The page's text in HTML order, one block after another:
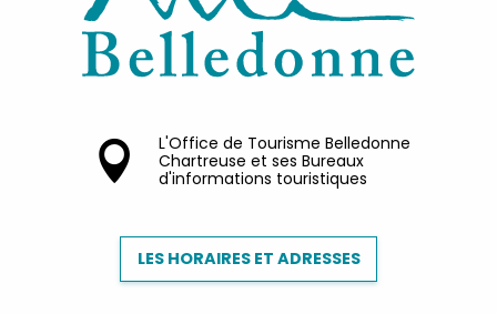
L'Office de Tourisme Belledonne
Chartreuse et ses Bureaux
d'informations touristiques
LES HORAIRES ET ADRESSES